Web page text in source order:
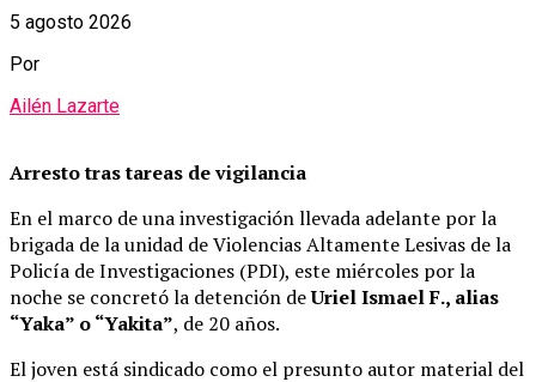
5 agosto 2026
Por
Ailén Lazarte
Arresto tras tareas de vigilancia
En el marco de una investigación llevada adelante por la
brigada de la unidad de Violencias Altamente Lesivas de la
Policía de Investigaciones (PDI), este miércoles por la
noche se concretó la detención deUriel Ismael F., alias
“Yaka” o “Yakita”, de 20 años.
El joven está sindicado como el presunto autor material del